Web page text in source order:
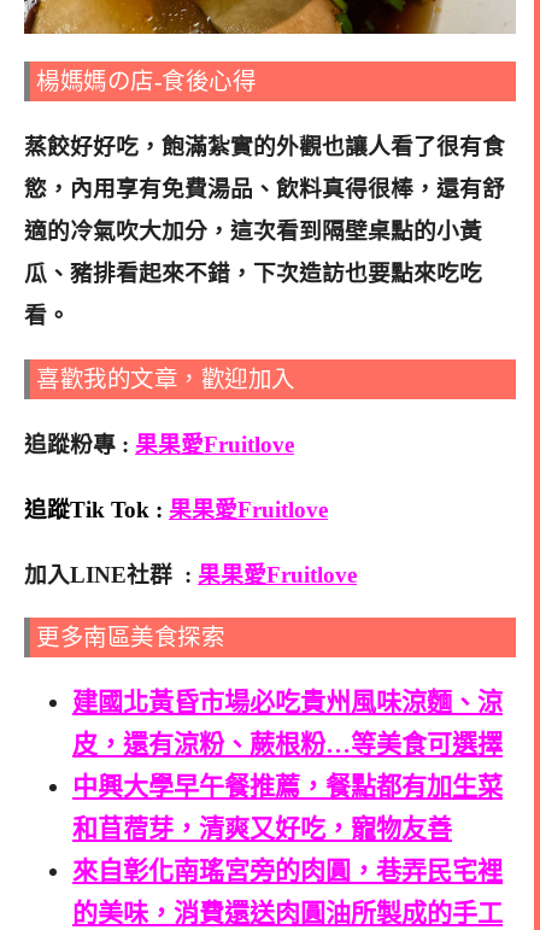
楊媽媽の店-食後心得
蒸餃好好吃，飽滿紮實的外觀也讓人看了很有食
慾，內用享有免費湯品、飲料真得很棒，還有舒
適的冷氣吹大加分，這次看到隔壁桌點的小黃
瓜、豬排看起來不錯，下次造訪也要點來吃吃
看。
喜歡我的文章，歡迎加入
追蹤粉專 : 果果愛Fruitlove
追蹤Tik Tok : 果果愛Fruitlove
加入LINE社群 : 果果愛Fruitlove
更多南區美食探索
建國北黃昏市場必吃貴州風味涼麵、涼
皮，還有涼粉、蕨根粉…等美食可選擇
中興大學早午餐推薦，餐點都有加生菜
和苜蓿芽，清爽又好吃，寵物友善
來自彰化南瑤宮旁的肉圓，巷弄民宅裡
的美味，消費還送肉圓油所製成的手工